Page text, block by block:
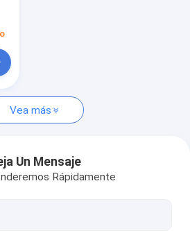
Vea más
Un Mensaje
Rápidamente